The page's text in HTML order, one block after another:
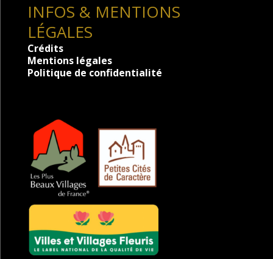
INFOS & MENTIONS
LÉGALES
Crédits
Mentions légales
Politique de confidentialité